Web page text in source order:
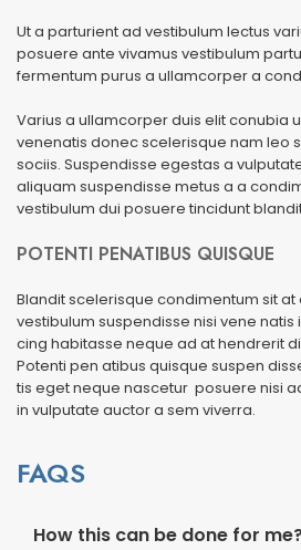
Ut a parturient ad vestibulum lectus
posuere ante vivamus vestibulum
fermentum purus a ullamcorper a
Varius a ullamcorper duis elit conubia
venenatis donec scelerisque nam leo
sociis. Suspendisse egestas a
aliquam suspendisse metus a a
vestibulum dui posuere tincidunt
POTENTI PENATIBUS QUISQUE
Blandit scelerisque condimentum sit
vestibulum suspendisse nisi vene natis
cing habitasse neque ad at hendrerit
Potenti pen atibus quisque suspen
tis eget neque nascetur posuere nisi
in vulputate auctor a sem viverra.
FAQS
How this can be done for